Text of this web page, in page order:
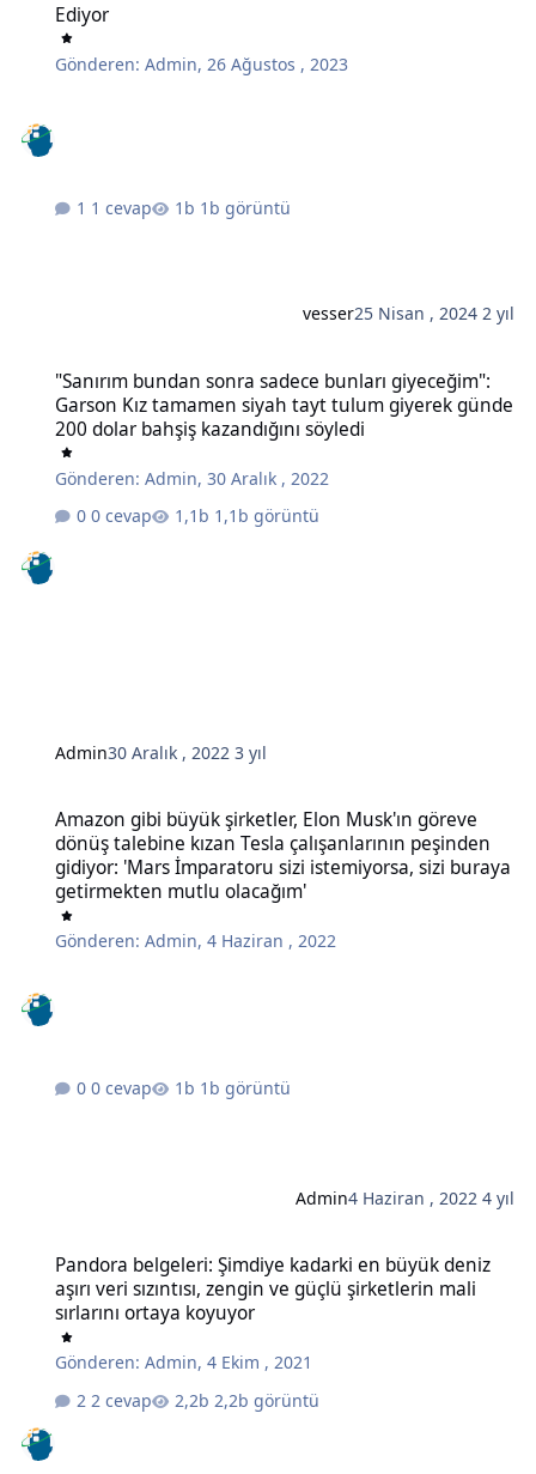
Ediyor
Gönderen:Admin, 26 Ağustos , 2023
1 cevap 1b görüntü
vesser25 Nisan , 2024 2 yıl
"Sanırım bundan sonra sadece bunları giyeceğim":
Garson Kız tamamen siyah tayt tulum giyerek günde
200 dolar bahşiş kazandığını söyledi
Gönderen:Admin,30 Aralık , 2022
0 cevap
1,1b görüntü
Admin30 Aralık , 20223 yıl
Amazon gibi büyük şirketler, Elon Musk'ın göreve
dönüş talebine kızan Tesla çalışanlarının peşinden
gidiyor: 'Mars İmparatoru sizi istemiyorsa, sizi buraya
getirmekten mutlu olacağım'
Gönderen:Admin,4 Haziran , 2022
0 cevap 1b görüntü
Admin4 Haziran , 2022 4 yıl
Pandora belgeleri: Şimdiye kadarki en büyük deniz
aşırı veri sızıntısı, zengin ve güçlü şirketlerin mali
sırlarını ortaya koyuyor
Gönderen:Admin,4 Ekim , 2021
2 cevap
2,2b görüntü